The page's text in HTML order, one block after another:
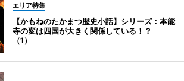
エリア特集
【かもねのたかまつ歴史小話】シリーズ：本能
寺の変は四国が大きく関係している！？
（1）